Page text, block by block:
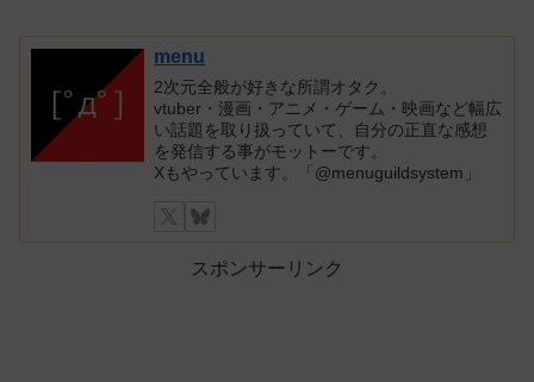
menu
2次元全般が好きな所謂オタク。
vtuber・漫画・アニメ・ゲーム・映画など幅広
い話題を取り扱っていて、自分の正直な感想
を発信する事がモットーです。
Xもやっています。「@menuguildsystem」
スポンサーリンク